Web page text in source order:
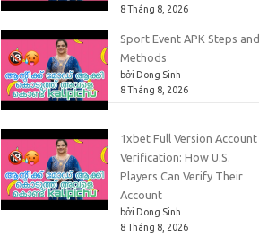
8 Tháng 8, 2026
Sport Event APK Steps and
Methods
bởi Dong Sinh
8 Tháng 8, 2026
1xbet Full Version Account
Verification: How U.S.
Players Can Verify Their
Account
bởi Dong Sinh
8 Tháng 8, 2026